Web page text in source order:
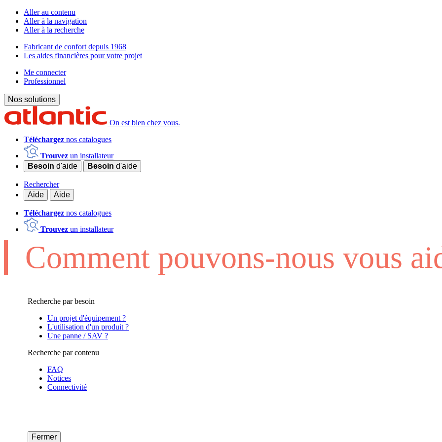
Aller au contenu
Aller à la navigation
Aller à la recherche
Fabricant de confort depuis 1968
Les aides financières pour votre projet
Me connecter
Professionnel
Nos solutions
On est bien chez vous.
Téléchargez nos catalogues
Trouvez un installateur
Besoin d'aide Besoin d'aide
Rechercher
Aide
Aide
Téléchargez nos catalogues
Trouvez un installateur
Comment pouvons-nous vous
Recherche par besoin
Un projet d'équipement ?
L'utilisation d'un produit ?
Une panne / SAV ?
Recherche par contenu
FAQ
Notices
Connectivité
Fermer